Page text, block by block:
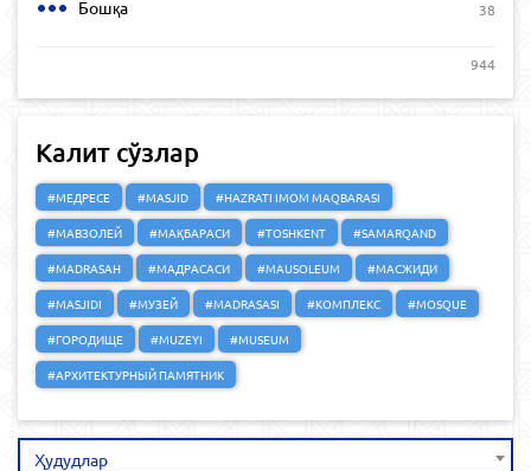
Бошқа 38
944
Калит сўзлар
#МЕДРЕСЕ #MASJID
#HAZRATI IMOM MAQBARASI
#МАВЗОЛЕЙ
#МАҚБАРАСИ #TOSHKENT
#SAMARQAND
#MADRASAH
#МАДРАСАСИ #MAUSOLEUM
#МАСЖИДИ
#MASJIDI
#МУЗЕЙ #MADRASASI #КОМПЛЕКС
#MOSQUE
#ГОРОДИЩЕ
#MUZEYI
#MUSEUM
#АРХИТЕКТУРНЫЙ ПАМЯТНИК
Ҳудудлар